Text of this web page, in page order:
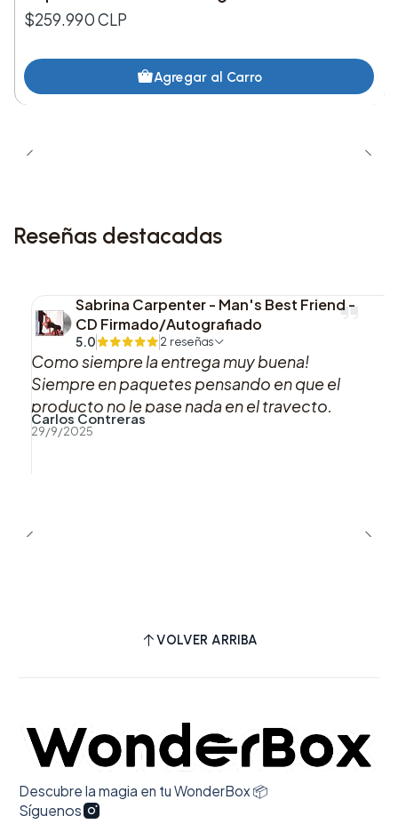
13. I Can Do It With A Broken Heart
15. The Alchemy
Esta edición especial del CD no solo ofrece una
diseño exclusivo y los elementos adicionales
incluidos. Las fotos y el arte del álbum
proporcionan una mirada más profunda al
proceso creativo de Taylor Swift, haciendo de
esta edición una pieza valiosa para cualquier fan.
Asegura tu copia antes de que se agoten y añade
$259.990 CLP
Agregar al Carro
Reseñas destacadas
Sabrina Carpenter - Man's Best Friend -
CD Firmado/Autografiado
5.0 2 reseñas
Como siempre la entrega muy buena!
Siempre en paquetes pensando en que el
producto no le pase nada en el trayecto,
muy buena atención por WhatsApp!
Carlos Contreras
29/9/2025
VOLVER ARRIBA
Descubre la magia en tu WonderBox 📦
Síguenos